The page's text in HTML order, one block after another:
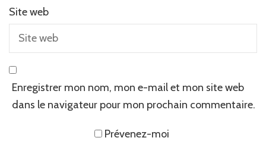
Site web
Enregistrer mon nom, mon e-mail et mon site web
dans le navigateur pour mon prochain commentaire.
Prévenez-moi